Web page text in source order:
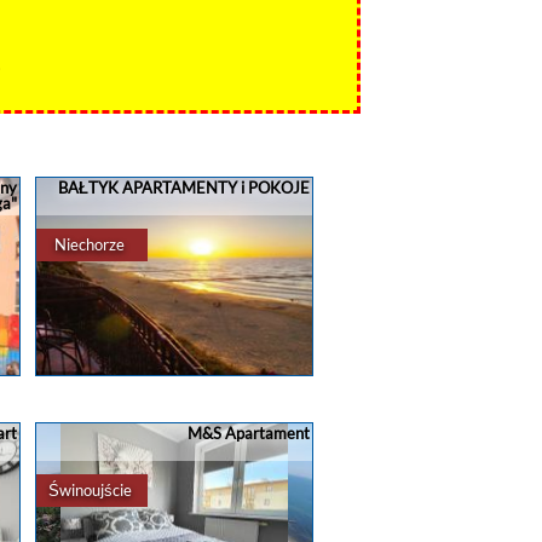
Niechorze
BAŁTYK APARTAMENTY i POKOJE
wyjątkowych widoków Zejście na
plażę wprost z obiektu.Suity
dwupokojowe i pokoje dwuosobowe z
widokiem na morze z łóżka lu
Świnoujście
M&S Apartament